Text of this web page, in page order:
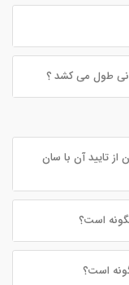
طول می کشد ؟
از تایید آن با سان
است؟
است؟